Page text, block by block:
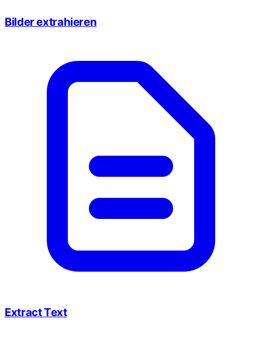
Bilder extrahieren
Extract Text